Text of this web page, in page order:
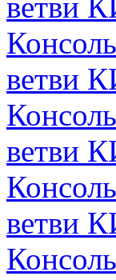
ветви
ветви
ветви